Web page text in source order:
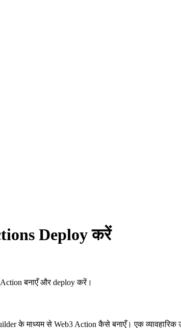
Deploy करें
बनाएँ और deploy करें।
के माध्यम से Web3 Action कैसे बनाएँ। एक